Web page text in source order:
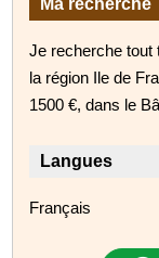
Je recherche tout
la région Ile de
1500 €, dans le
Langues
Français